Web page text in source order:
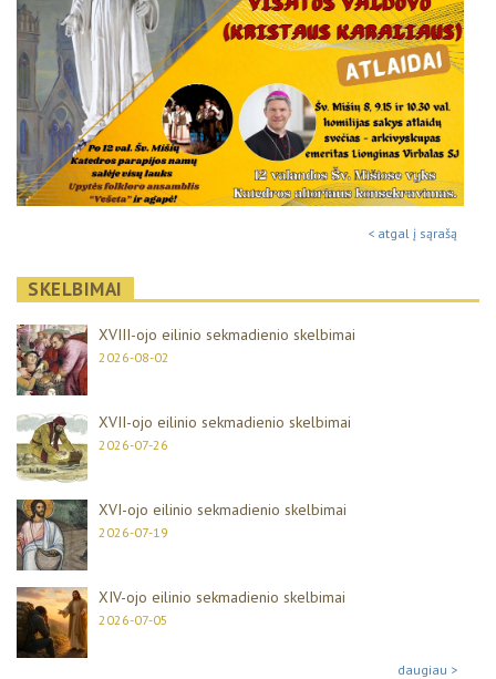
< atgal į sąrašą
SKELBIMAI
XVIII-ojo eilinio sekmadienio skelbimai
2026-08-02
XVII-ojo eilinio sekmadienio skelbimai
2026-07-26
XVI-ojo eilinio sekmadienio skelbimai
2026-07-19
XIV-ojo eilinio sekmadienio skelbimai
2026-07-05
daugiau >